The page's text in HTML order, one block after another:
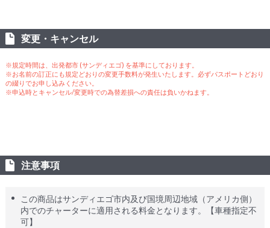
変更・キャンセル
※規定時間は、出発都市 (サンディエゴ) を基準にしております。
※お名前の訂正にも規定どおりの変更手数料が発生いたします。必ずパスポートどおり
の綴りでお申し込みください。
※申込時とキャンセル/変更時での為替差損への責任は負いかねます。
注意事項
この商品はサンディエゴ市内及び国境周辺地域（アメリカ側）
内でのチャーターに適用される料金となります。【車種指定不
可】